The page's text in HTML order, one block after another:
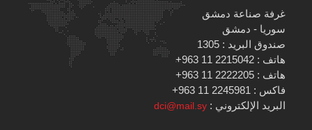
غرفة صناعة دمشق
سوريا - دمشق
صندوق البريد : 1305
هاتف : 2215042 11 963+
هاتف : 2222205 11 963+
فاكس : 2245981 11 963+
البريد الإلكتروني :dci@mail.sy